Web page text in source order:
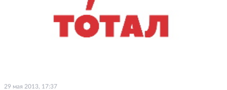
29 мая 2013, 17:37